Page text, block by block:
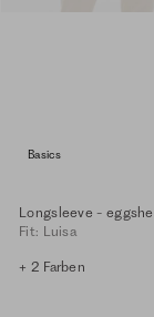
Basics
Longsleeve - eggshell
Fit: Luisa
+ 2 Farben